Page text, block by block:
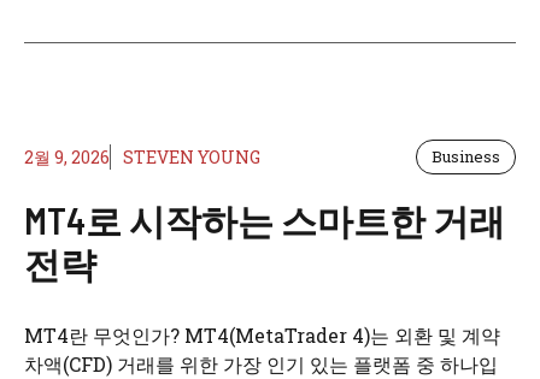
2월 9, 2026 STEVEN YOUNG Business
MT4로 시작하는 스마트한 거래
전략
MT4란 무엇인가? MT4(MetaTrader 4)는 외환 및 계약
차액(CFD) 거래를 위한 가장 인기 있는 플랫폼 중 하나입